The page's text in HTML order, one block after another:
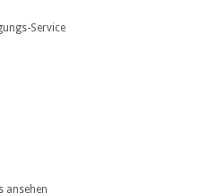
Service
ansehen